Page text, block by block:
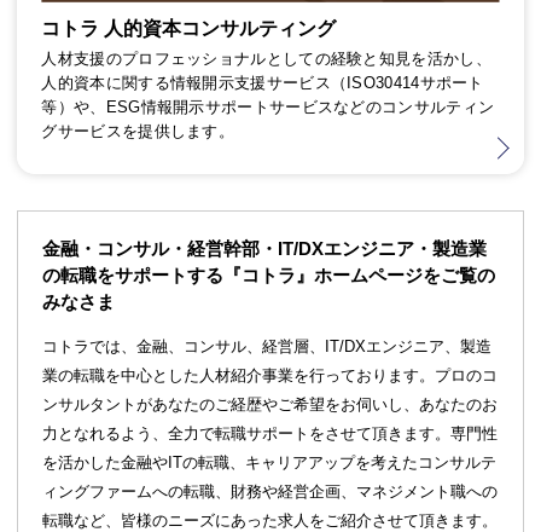
コトラ 人的資本コンサルティング
人材支援のプロフェッショナルとしての経験と知見を活かし、
人的資本に関する情報開示支援サービス（ISO30414サポート
等）や、ESG情報開示サポートサービスなどのコンサルティン
グサービスを提供します。
金融・コンサル・経営幹部・IT/DXエンジニア・製造業
の転職をサポートする『コトラ』ホームページをご覧の
みなさま
コトラでは、金融、コンサル、経営層、IT/DXエンジニア、製造
業の転職を中心とした人材紹介事業を行っております。プロのコ
ンサルタントがあなたのご経歴やご希望をお伺いし、あなたのお
力となれるよう、全力で転職サポートをさせて頂きます。専門性
を活かした金融やITの転職、キャリアアップを考えたコンサルテ
ィングファームへの転職、財務や経営企画、マネジメント職への
転職など、皆様のニーズにあった求人をご紹介させて頂きます。